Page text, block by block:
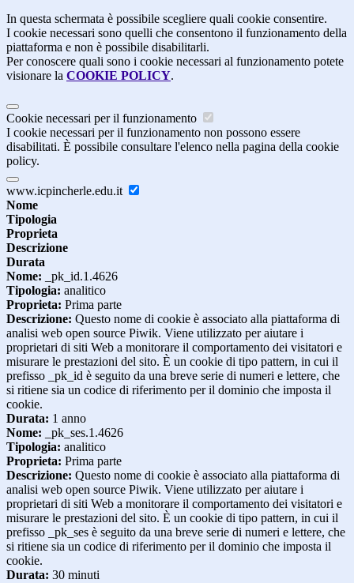
In questa schermata è possibile scegliere quali cookie consentire.
I cookie necessari sono quelli che consentono il funzionamento della
piattaforma e non è possibile disabilitarli.
Per conoscere quali sono i cookie necessari al funzionamento potete
visionare la COOKIE POLICY.
Cookie necessari per il funzionamento
I cookie necessari per il funzionamento non possono essere
disabilitati. È possibile consultare l'elenco nella pagina della cookie
policy.
www.icpincherle.edu.it
Nome
Tipologia
Proprieta
Descrizione
Durata
Nome: _pk_id.1.4626
Tipologia: analitico
Proprieta: Prima parte
Descrizione: Questo nome di cookie è associato alla piattaforma di
analisi web open source Piwik. Viene utilizzato per aiutare i
proprietari di siti Web a monitorare il comportamento dei visitatori e
misurare le prestazioni del sito. È un cookie di tipo pattern, in cui il
prefisso _pk_id è seguito da una breve serie di numeri e lettere, che
si ritiene sia un codice di riferimento per il dominio che imposta il
cookie.
Durata: 1 anno
Nome: _pk_ses.1.4626
Tipologia: analitico
Proprieta: Prima parte
Descrizione: Questo nome di cookie è associato alla piattaforma di
analisi web open source Piwik. Viene utilizzato per aiutare i
proprietari di siti Web a monitorare il comportamento dei visitatori e
misurare le prestazioni del sito. È un cookie di tipo pattern, in cui il
prefisso _pk_ses è seguito da una breve serie di numeri e lettere, che
si ritiene sia un codice di riferimento per il dominio che imposta il
cookie.
Durata: 30 minuti